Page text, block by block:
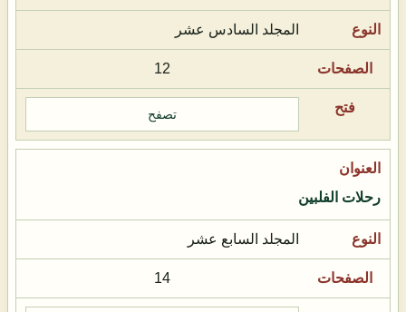
المجلد السادس عشر
12
تصفح
رحلات الفلبين
المجلد السابع عشر
14